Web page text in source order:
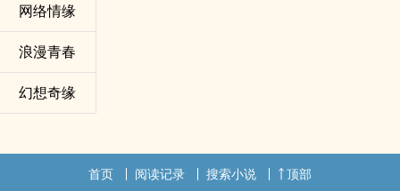
网络情缘
浪漫青春
幻想奇缘
首页 阅读记录 搜索小说 顶部